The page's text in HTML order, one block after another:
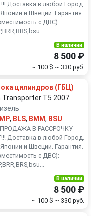
Suzuki
Volkswagen
Доставка в любой Город.
и Швеции. Гарантия.
с ДВС):
В наличии
8 500 ₽
~ 100 $ ~ 330 руб.
цилиндров (ГБЦ)
Transporter T5 2007
, BLS, BMM, BSU
В РАССРОЧКУ
Доставка в любой Город.
и Швеции. Гарантия.
с ДВС):
В наличии
8 500 ₽
~ 100 $ ~ 330 руб.